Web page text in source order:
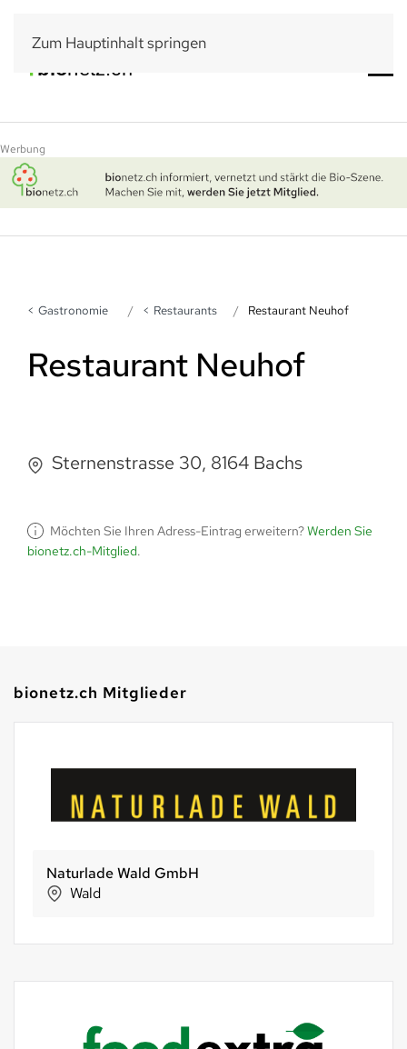
Zum Hauptinhalt springen
Werbung
Gastronomie Restaurants Restaurant Neuhof
Restaurant Neuhof
Sternenstrasse 30, 8164 Bachs
Möchten Sie Ihren Adress-Eintrag erweitern?Werden Sie
bionetz.ch-Mitglied.
bionetz.ch Mitglieder
Naturlade Wald GmbH
Wald